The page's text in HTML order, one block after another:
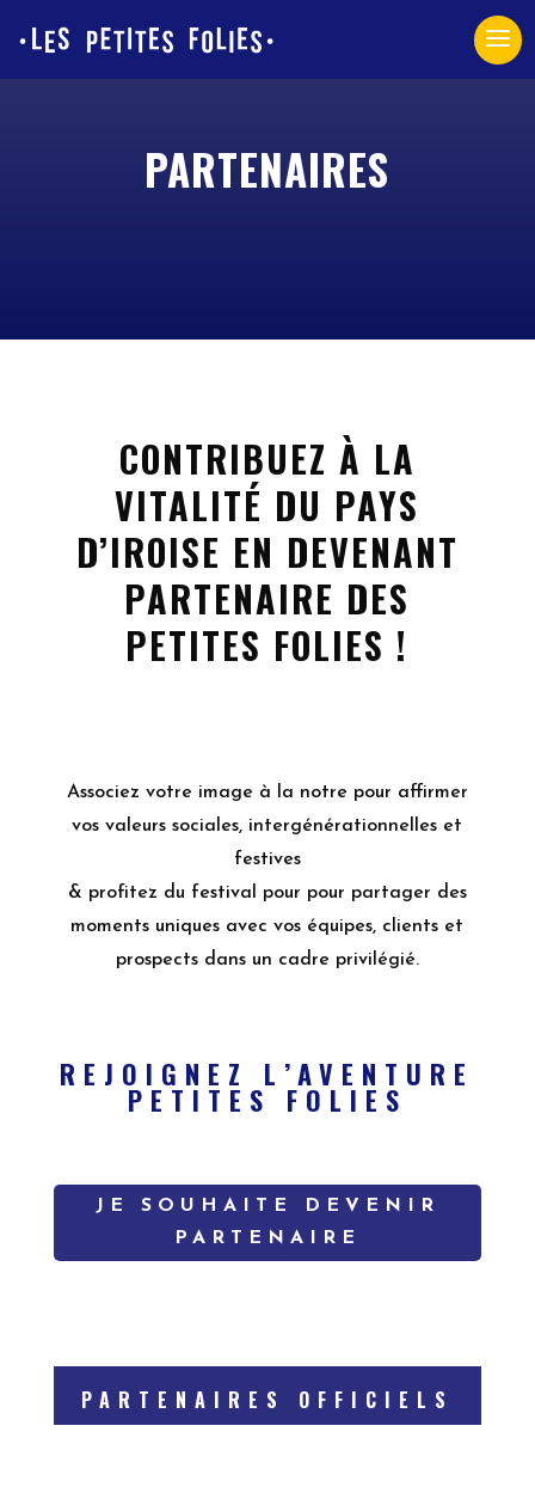
PARTENAIRES
CONTRIBUEZ À LA
VITALITÉ DU PAYS
D’IROISE EN DEVENANT
PARTENAIRE DES
PETITES FOLIES !
Associez votre image à la notre pour affirmer
vos valeurs sociales, intergénérationnelles et
festives
& profitez du festival pour pour partager des
moments uniques avec vos équipes, clients et
prospects dans un cadre privilégié.
REJOIGNEZ L’AVENTURE
PETITES FOLIES
JE SOUHAITE DEVENIR
PARTENAIRE
PARTENAIRES OFFICIELS